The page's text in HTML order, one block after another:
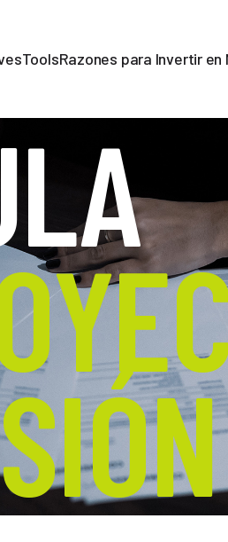
Razones para Invertir en